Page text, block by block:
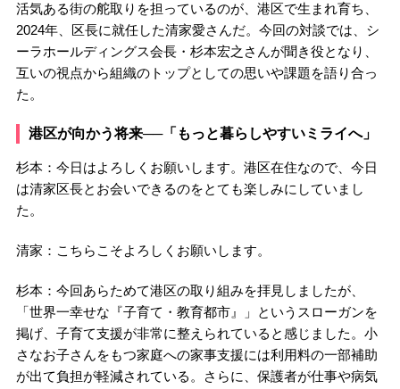
活気ある街の舵取りを担っているのが、港区で生まれ育ち、
2024年、区長に就任した清家愛さんだ。今回の対談では、シ
ーラホールディングス会長・杉本宏之さんが聞き役となり、
互いの視点から組織のトップとしての思いや課題を語り合っ
た。
港区が向かう将来──「もっと暮らしやすいミライへ」
杉本：今日はよろしくお願いします。港区在住なので、今日
は清家区長とお会いできるのをとても楽しみにしていまし
た。
清家：こちらこそよろしくお願いします。
杉本：今回あらためて港区の取り組みを拝見しましたが、
「世界一幸せな『子育て・教育都市』」というスローガンを
掲げ、子育て支援が非常に整えられていると感じました。小
さなお子さんをもつ家庭への家事支援には利用料の一部補助
が出て負担が軽減されている。さらに、保護者が仕事や病気